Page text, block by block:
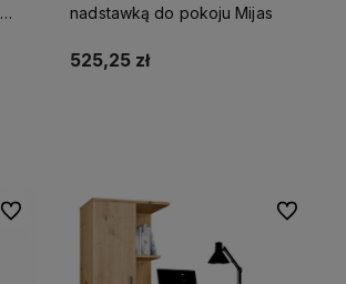
nadstawką do pokoju Mijas
525,25 zł
Do ulubionych Do